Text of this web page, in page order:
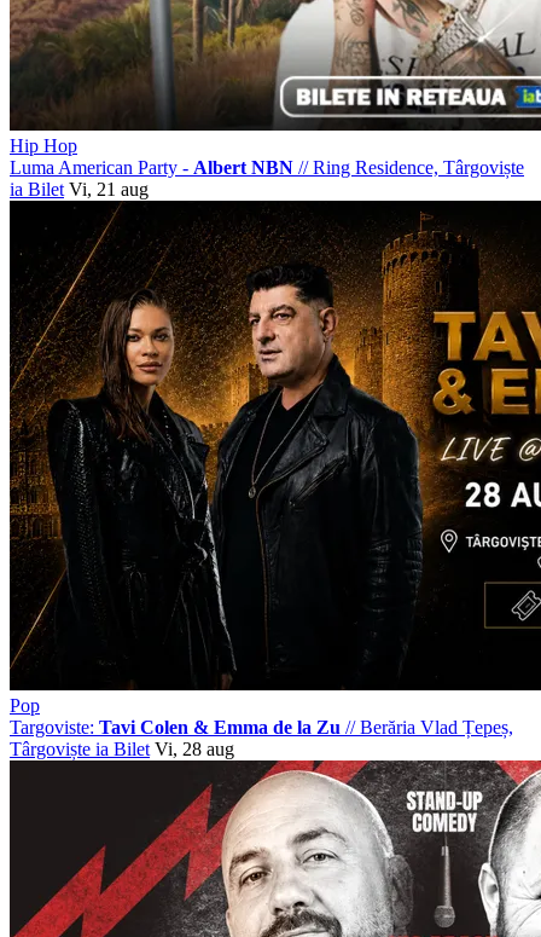
Hip Hop
Luma American Party - Albert NBN //Ring Residence, Târgoviște
ia Bilet Vi, 21 aug
Pop
Targoviste: Tavi Colen & Emma de la Zu //Berăria Vlad Țepeș,
Târgoviște ia Bilet Vi, 28 aug